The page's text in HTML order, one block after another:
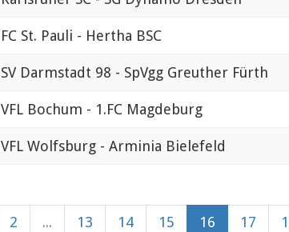
FC St. Pauli - Hertha BSC
SV Darmstadt 98 - SpVgg Greuther Fürth
VFL Bochum - 1.FC Magdeburg
VFL Wolfsburg - Arminia Bielefeld
2 ... 13 14 15 16 17